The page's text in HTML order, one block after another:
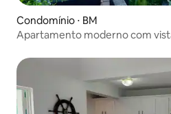
Condomínio ⋅ BM
Apartamento moderno com